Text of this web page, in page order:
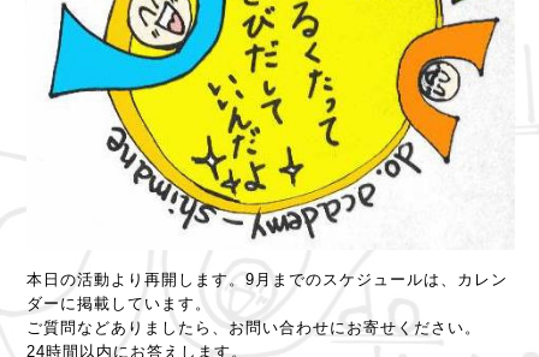
本日の活動より再開します。9月までのスケジュールは、カレン
ダーに掲載しています。
ご質問などありましたら、お問い合わせにお寄せください。
24時間以内にお答えします。